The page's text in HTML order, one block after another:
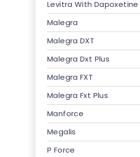
Levitra With Dapoxetine
Malegra
Malegra DXT
Malegra Dxt Plus
Malegra FXT
Malegra Fxt Plus
Manforce
Megalis
P Force